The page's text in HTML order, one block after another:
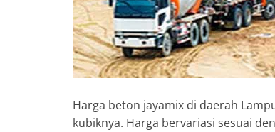
Harga beton jayamix di daerah
kubiknya. Harga bervariasi sesuai